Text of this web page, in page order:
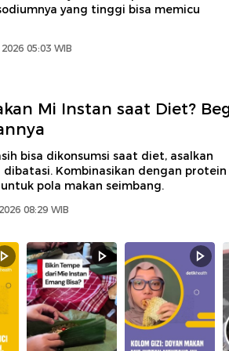
yang tinggi bisa memicu
05:03 WIB
Mi Instan saat Diet?
bisa dikonsumsi saat diet, asalkan
dibatasi. Kombinasikan dengan protein
pola makan seimbang.
08:29 WIB